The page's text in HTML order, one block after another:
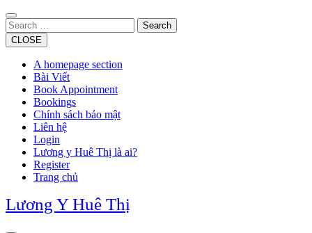
Skip
to
content
Search
CLOSE
A homepage section
Bài Viết
Book Appointment
Bookings
Chính sách bảo mật
Liên hệ
Login
Lương y Huê Thị là ai?
Register
Trang chủ
Lương Y Huê Thị